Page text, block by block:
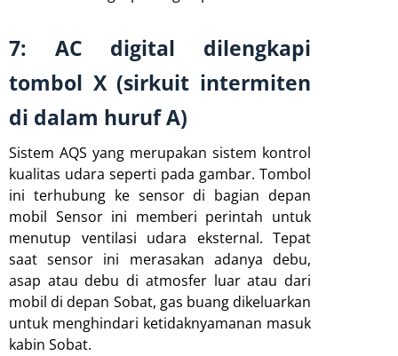
7: AC digital dilengkapi
tombol X (sirkuit intermiten
di dalam huruf A)
Sistem AQS yang merupakan sistem kontrol
kualitas udara seperti pada gambar. Tombol
ini terhubung ke sensor di bagian depan
mobil Sensor ini memberi perintah untuk
menutup ventilasi udara eksternal. Tepat
saat sensor ini merasakan adanya debu,
asap atau debu di atmosfer luar atau dari
mobil di depan Sobat, gas buang dikeluarkan
untuk menghindari ketidaknyamanan masuk
kabin Sobat.